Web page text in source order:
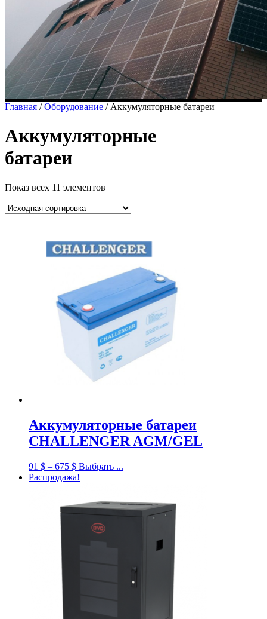
Главная /Оборудование / Аккумуляторные батареи
Аккумуляторные
батареи
Показ всех 11 элементов
Аккумуляторные батареи
CHALLENGER AGM/GEL
91 $ – 675 $ Выбрать ...
Распродажа!